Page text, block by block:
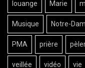
louange Marie
Musique Notre-
PMA prière
veillée vidéo vie